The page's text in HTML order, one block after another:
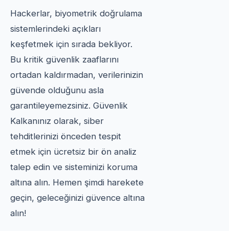
Hackerlar, biyometrik doğrulama
sistemlerindeki açıkları
keşfetmek için sırada bekliyor.
Bu kritik güvenlik zaaflarını
ortadan kaldırmadan, verilerinizin
güvende olduğunu asla
garantileyemezsiniz. Güvenlik
Kalkanınız olarak, siber
tehditlerinizi önceden tespit
etmek için ücretsiz bir ön analiz
talep edin ve sisteminizi koruma
altına alın. Hemen şimdi harekete
geçin, geleceğinizi güvence altına
alın!